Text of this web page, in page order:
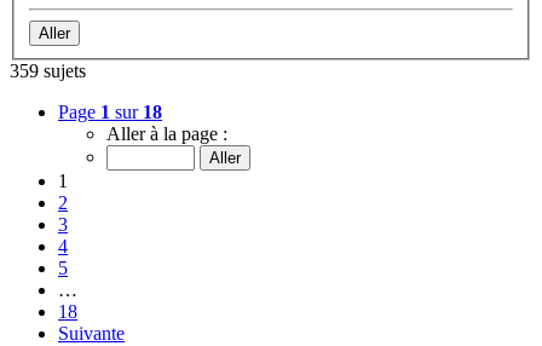
359 sujets
Page 1 sur 18
Aller à la page :
1
2
3
4
5
…
18
Suivante